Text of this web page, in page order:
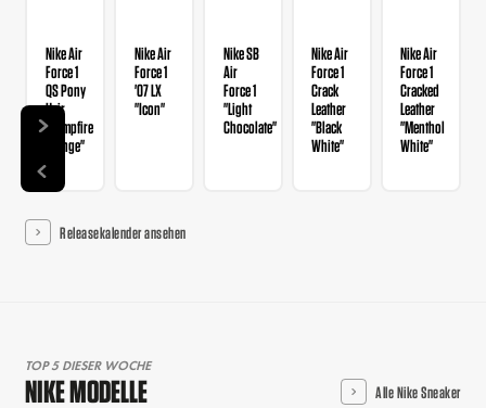
Nike Air
Force 1
QS Pony
Hair
"Campfire
Orange"
Nike Air
Force 1
'07 LX
"Icon"
Nike SB
Air
Force 1
"Light
Chocolate"
Nike Air
Force 1
Crack
Leather
"Black
White"
Nike Air
Force 1
Cracked
Leather
"Menthol
White"
Releasekalender ansehen
TOP 5 DIESER WOCHE
NIKE MODELLE Alle Nike Sneaker